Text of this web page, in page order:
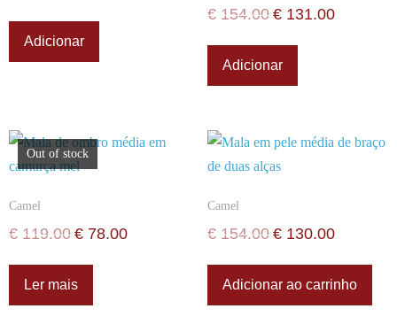
Adicionar
€ 154.00 € 131.00
Adicionar
Out of stock
Camel
€ 119.00 € 78.00
Ler mais
Camel
€ 154.00 € 130.00
Adicionar ao carrinho